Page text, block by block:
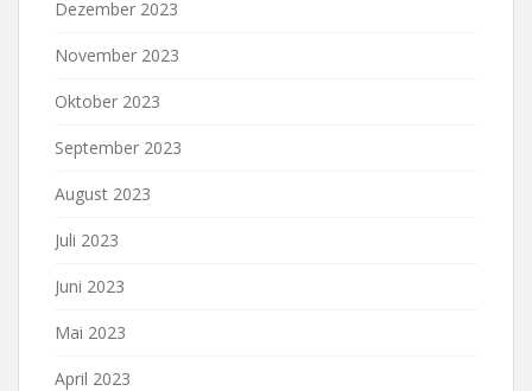
Dezember 2023
November 2023
Oktober 2023
September 2023
August 2023
Juli 2023
Juni 2023
Mai 2023
April 2023